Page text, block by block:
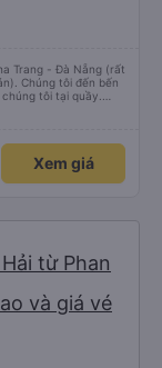
Trang - Đà Nẵng (rất
Chúng tôi đến bến
tôi tại quầy.
quầy, vì giá vé trên
và chăn mền thì hơi
động tốt, và có giấy
(bến xe Đà Nẵng,
Xem giá
từ Phan
và giá vé